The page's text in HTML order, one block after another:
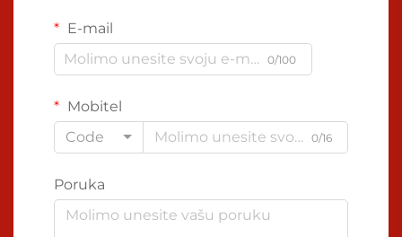
E-mail
0/100
Mobitel
Code
0/16
Poruka